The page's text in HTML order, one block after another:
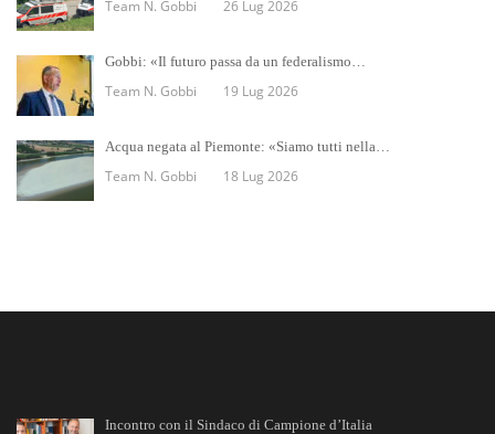
Team N. Gobbi 26 Lug 2026
Gobbi: «Il futuro passa da un federalismo…
Team N. Gobbi 19 Lug 2026
Acqua negata al Piemonte: «Siamo tutti nella…
Team N. Gobbi 18 Lug 2026
Incontro con il Sindaco di Campione d’Italia